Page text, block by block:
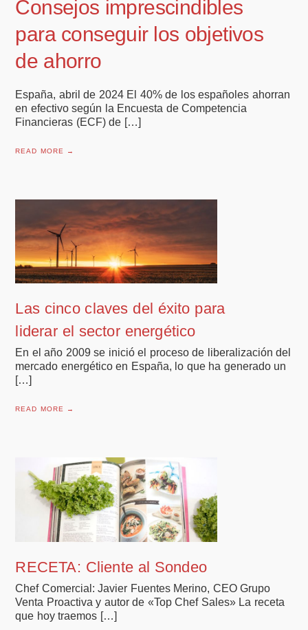
Consejos imprescindibles
para conseguir los objetivos
de ahorro
España, abril de 2024 El 40% de los españoles ahorran
en efectivo según la Encuesta de Competencia
Financieras (ECF) de […]
READ MORE →
Las cinco claves del éxito para
liderar el sector energético
En el año 2009 se inició el proceso de liberalización del
mercado energético en España, lo que ha generado un
[…]
READ MORE →
RECETA: Cliente al Sondeo
Chef Comercial: Javier Fuentes Merino, CEO Grupo
Venta Proactiva y autor de «Top Chef Sales» La receta
que hoy traemos […]